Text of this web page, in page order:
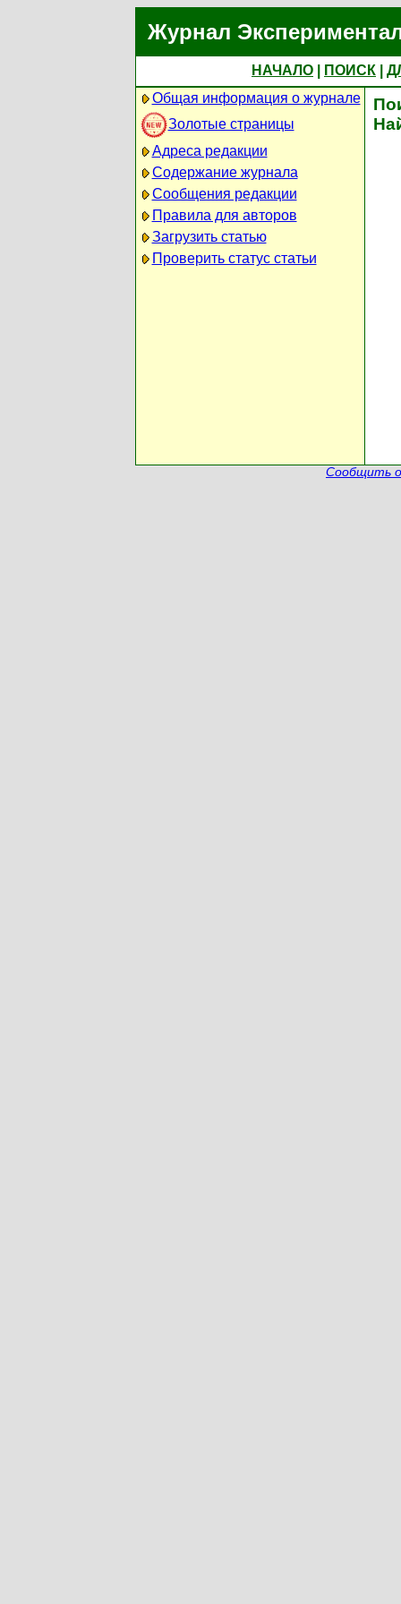
Журнал
НАЧАЛО ПОИСК
Общая информация о журнале
Золотые страницы
Адреса редакции
Содержание журнала
Сообщения редакции
Правила для авторов
Загрузить статью
Проверить статус статьи
Сообщить о